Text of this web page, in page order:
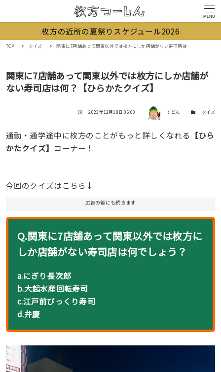
MENU
枚方の近所の夏祭りスケジュール2026
TOP クイズ 関東に7店舗あって関東以外では枚方にしか店舗がない寿司店は何？【ひらかたクイズ】
関東に7店舗あって関東以外では枚方にしか店舗が
ない寿司店は何？【ひらかたクイズ】
投稿日
2023年12月18日 06:00 著者 すどん カテゴリー
クイズ
通勤・通学途中に枚方のことがもっと詳しくなれる 【ひら
かたクイズ】 コーナー！
今回のクイズはこちら↓
広告の後にも続きます
Q.関東に7店舗あって関東以外では枚方に
しか店舗がない寿司店は何でしょう？
a.にぎり長次郎
b.大起水産回転寿司
c.江戸前びっくり寿司
d.弁慶